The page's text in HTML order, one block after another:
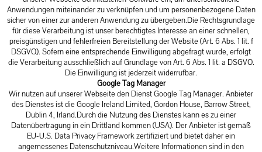
Anwendungen miteinander zu verknüpfen und um personenbezogene Daten
sicher von einer zur anderen Anwendung zu übergeben.Die Rechtsgrundlage
für diese Verarbeitung ist unser berechtigtes Interesse an einer schnellen,
preisgünstigen und fehlerfreien Bereitstellung der Website (Art. 6 Abs. 1 lit. f
DSGVO). Sofern eine entsprechende Einwilligung abgefragt wurde, erfolgt
die Verarbeitung ausschließlich auf Grundlage von Art. 6 Abs. 1 lit. a DSGVO.
Die Einwilligung ist jederzeit widerrufbar.
Google Tag Manager
Wir nutzen auf unserer Webseite den Dienst Google Tag Manager. Anbieter
des Dienstes ist die Google Ireland Limited, Gordon House, Barrow Street,
Dublin 4, Irland.Durch die Nutzung des Dienstes kann es zu einer
Datenübertragung in ein Drittland kommen (USA). Der Anbieter ist gemäß
EU-U.S. Data Privacy Framework zertifiziert und bietet daher ein
angemessenes Datenschutzniveau.Weitere Informationen sind in den